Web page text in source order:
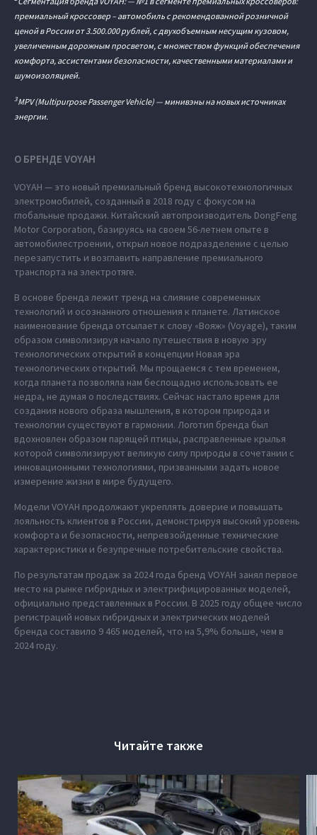
премиальный кроссовер – автомобиль c рекомендованной розничной
ценой в России от 3.500.000 рублей, с двухобъемным несущим кузовом,
увеличенным дорожным просветом, с множеством функций обеспечения
комфорта, ассистентами безопасности, качественными материалами и
шумоизоляцией.
3MPV (Multipurpose Passenger Vehicle) — минивэны на новых источниках
энергии.
О БРЕНДЕ VOYAH
VOYAH — это новый премиальный бренд высокотехнологичных
электромобилей, созданный в 2018 году с фокусом на
глобальные продажи. Китайский автопроизводитель DongFeng
Motor Corporation, базируясь на своем 56-летнем опыте в
автомобилестроении, открыл новое подразделение с целью
перезапустить и возглавить направление премиального
транспорта на электротяге.
В основе бренда лежит тренд на слияние современных
технологий и осознанного отношения к планете. Латинское
наименование бренда отсылает к слову «Вояж» (Voyage), таким
образом символизируя начало путешествия в новую эру
технологических открытий в концепции Новая эра
технологических открытий. Мы прощаемся с тем временем,
когда планета позволяла нам беспощадно использовать ее
недра, не думая о последствиях. Сейчас настало время для
создания нового образа мышления, в котором природа и
технологии существуют в гармонии. Логотип бренда был
вдохновлен образом парящей птицы, расправленные крылья
которой символизируют великую силу природы в сочетании с
инновационными технологиями, призванными задать новое
измерение жизни в мире будущего.
Модели VOYAH продолжают укреплять доверие и повышать
лояльность клиентов в России, демонстрируя высокий уровень
комфорта и безопасности, непревзойденные технические
характеристики и безупречные потребительские свойства.
По результатам продаж за 2024 года бренд VOYAH занял первое
место на рынке гибридных и электрифицированных моделей,
официально представленных в России. В 2025 году общее число
регистраций новых гибридных и электрических моделей
бренда составило 9 465 моделей, что на 5,9% больше, чем в
2024 году.
Читайте также